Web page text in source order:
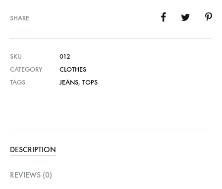
SHARE
SKU
012
CATEGORY
CLOTHES
TAGS
JEANS, TOPS
DESCRIPTION
REVIEWS (0)